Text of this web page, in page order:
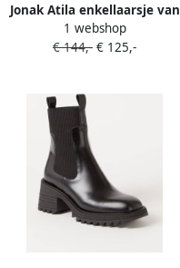
Jonak Atila enkellaarsje van
leer
1 webshop
€ 144,- € 125,-